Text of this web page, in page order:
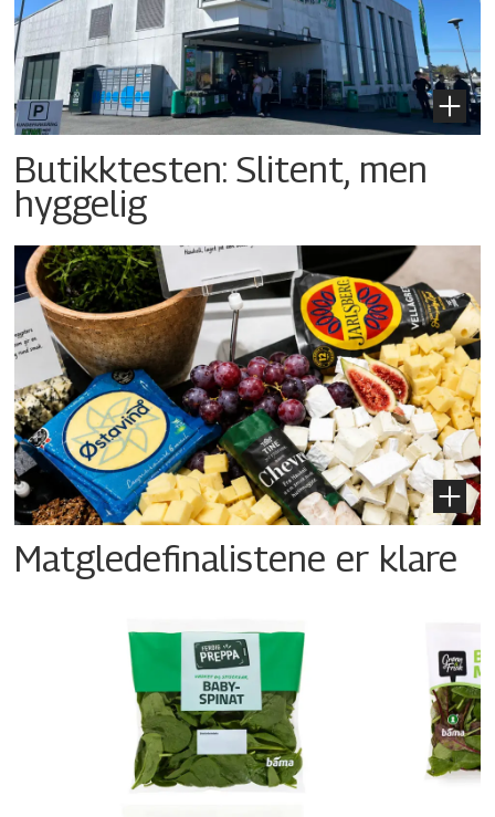
Butikktesten: Slitent, men
hyggelig
Matgledefinalistene er klare